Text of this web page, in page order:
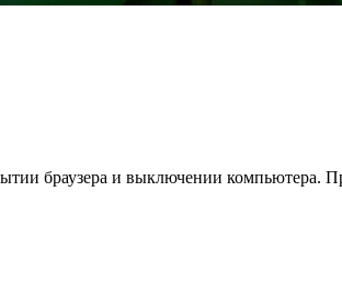
браузера и выключении компьютера.